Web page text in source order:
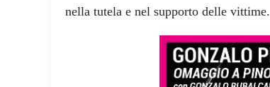
nella tutela e nel supporto delle vittime.